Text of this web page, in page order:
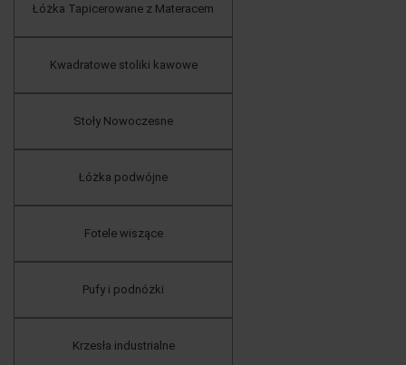
Łóżka Tapicerowane z Materacem
Kwadratowe stoliki kawowe
Stoły Nowoczesne
Łóżka podwójne
Fotele wiszące
Pufy i podnóżki
Krzesła industrialne